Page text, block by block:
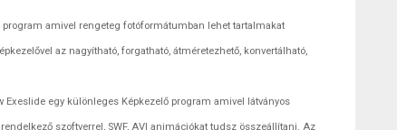
amivel rengeteg fotóformátumban lehet tartalmakat
az nagyítható, forgatható, átméretezhető, konvertálható,
Exeslide egy különleges Képkezelő program amivel látványos
szoftverrel, SWF, AVI animációkat tudsz összeállítani. Az